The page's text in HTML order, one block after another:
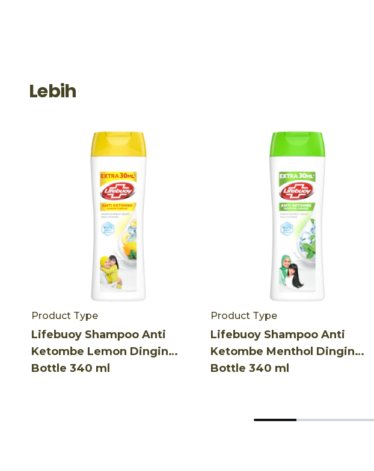
Lebih
Product Type
Lifebuoy Shampoo Anti
Ketombe Lemon Dingin
Bottle 340 ml
Product Type
Lifebuoy Shampoo Anti
Ketombe Menthol Dingin
Bottle 340 ml